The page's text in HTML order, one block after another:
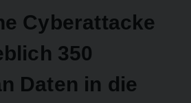
Cyberattacke
350
Daten in die